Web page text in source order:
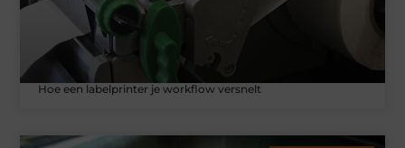
Hoe een labelprinter je workflow versnelt